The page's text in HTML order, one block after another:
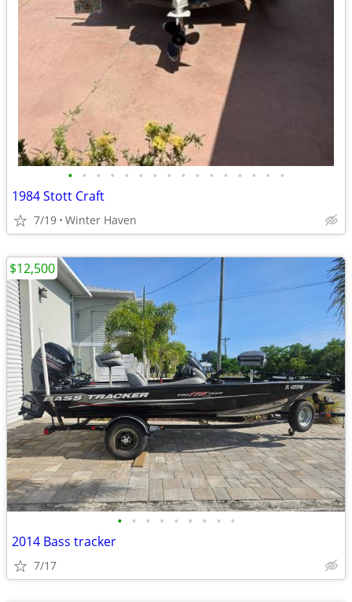
• • • • • • • • • • • • • • • •
1984 Stott Craft
7/19 Winter Haven
• • • • • • • • •
2014 Bass tracker
7/17
$12,500